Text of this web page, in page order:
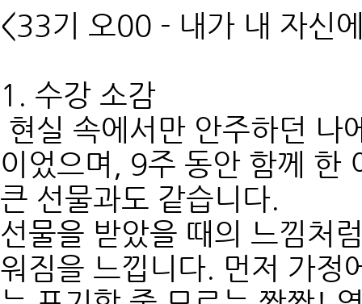
<33기 오00 - 내가 내 자신
1. 수강 소감
현실 속에서만 안주하던 나
이었으며, 9주 동안 함께 한
큰 선물과도 같습니다.
선물을 받았을 때의 느낌처
워짐을 느낍니다. 먼저 가정